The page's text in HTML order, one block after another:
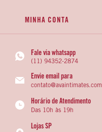
MINHA CONTA
Fale via whatsapp
(11) 94352-2874
Envie email para
contato@avaintimates.com
Horário de Atendimento
Das 10h às 19h
Lojas SP